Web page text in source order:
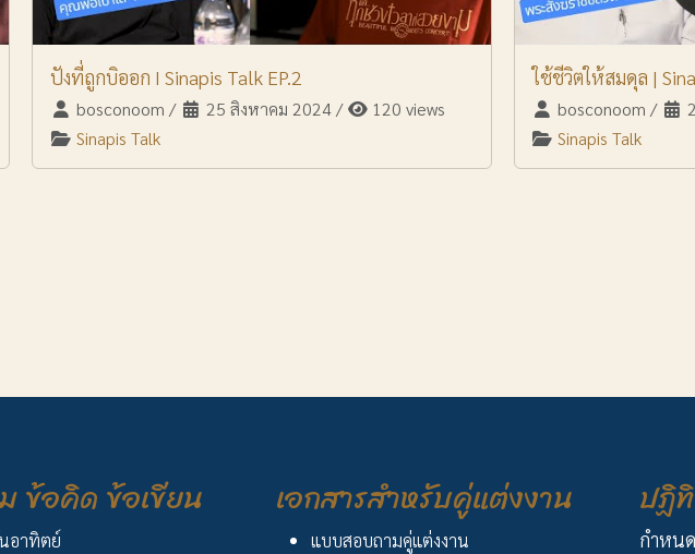
ปังที่ถูกบิออก I Sinapis Talk EP.2
bosconoom / 25 สิงหาคม 2024/
120 views
Sinapis Talk
ใช้ชีวิตให้สมดุล |
bosconoom /
Sinapis Talk
ข้อคิด ข้อเขียน
อาทิตย์
เอกสารสำหรับคู่แต่งงาน
แบบสอบถามคู่แต่งงาน
ปฏิ
กำหน